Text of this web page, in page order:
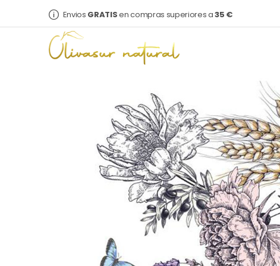
Envios GRATISen compras superiores a35 €